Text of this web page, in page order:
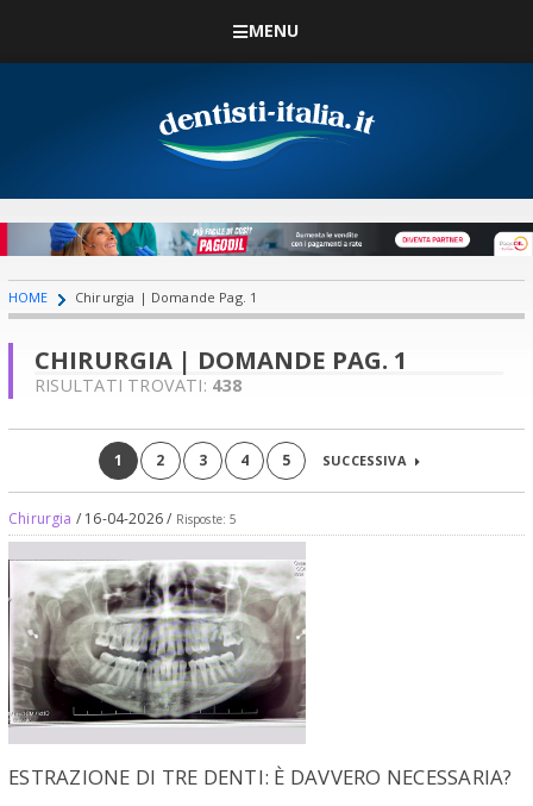
MENU
HOME Chirurgia | Domande Pag. 1
CHIRURGIA | DOMANDE PAG. 1
RISULTATI TROVATI: 438
1 2 3 4 5 SUCCESSIVA
Chirurgia / 16-04-2026 / Risposte: 5
ESTRAZIONE DI TRE DENTI: È DAVVERO NECESSARIA?